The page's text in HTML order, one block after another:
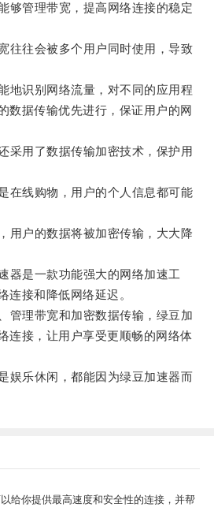
管理带宽，提高网络连接的稳定
往会被多个用户同时使用，导致
识别网络流量，对不同的应用程
数据传输优先进行，保证用户的网
用了数据传输加密技术，保护用
线购物，用户的个人信息都可能
户的数据将被加密传输，大大降
是一款功能强大的网络加速工
连接和降低网络延迟。
理带宽和加密数据传输，绿豆加
连接，让用户享受更顺畅的网络体
乐休闲，都能因为绿豆加速器而
给你提供最高速度和安全性的连接，并帮